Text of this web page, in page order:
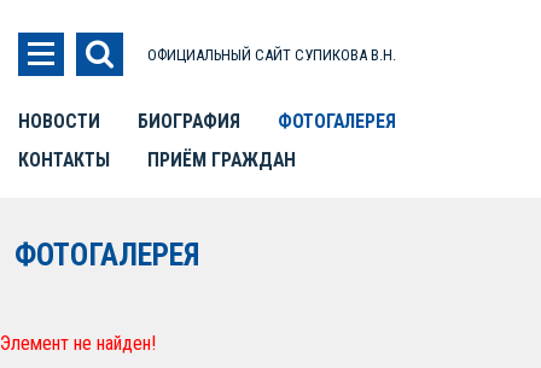
ОФИЦИАЛЬНЫЙ САЙТ СУПИКОВА В.Н.
НОВОСТИ БИОГРАФИЯ
ФОТОГАЛЕРЕЯ
КОНТАКТЫ
ПРИЁМ ГРАЖДАН
ФОТОГАЛЕРЕЯ
Элемент не найден!